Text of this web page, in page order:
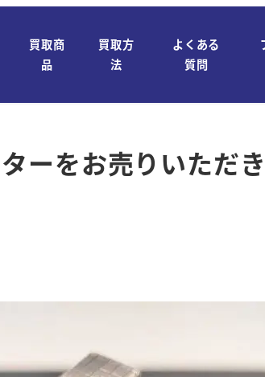
買取商
品
買取方
法
よくある
質問
ーをお売りいただ